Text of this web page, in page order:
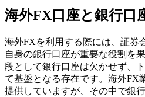
海外FX口座と銀行口
海外FXを利用する際には、証券
自身の銀行口座が重要な役割を
段として銀行口座は欠かせず、
て基盤となる存在です。海外FX
提供していますが、その中で銀